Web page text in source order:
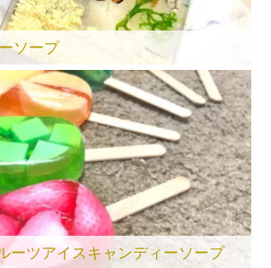
ソープ
ーツアイスキャンディーソープ